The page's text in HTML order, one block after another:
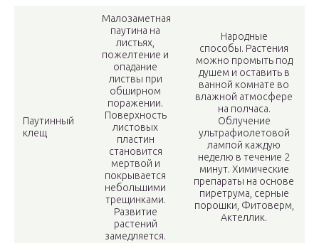
Паутинный
клещ
Малозаметная
паутина на
листьях,
пожелтение и
опадание
листвы при
обширном
поражении.
Поверхность
листовых
пластин
становится
мертвой и
покрывается
небольшими
трещинками.
Развитие
растений
замедляется.
Народные
способы. Растения
можно промыть под
душем и оставить в
ванной комнате во
влажной атмосфере
на полчаса.
Облучение
ультрафиолетовой
лампой каждую
неделю в течение 2
минут. Химические
препараты на основе
пиретрума, серные
порошки, Фитоверм,
Актеллик.